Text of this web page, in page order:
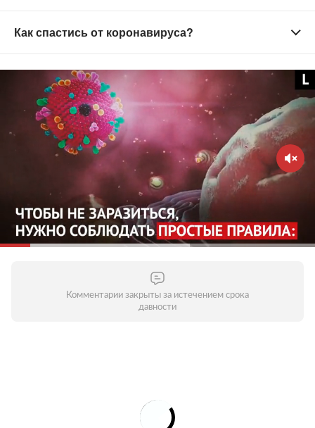
Как спастись от коронавируса?
Старайтесь не выходить из дома без
необходимости
Зачем это нужно?Вирус распространяется в
общественных местах — старайтесь их избегать.
Домашний режим особенно важно соблюдать
людям старше 65 лет и тем, кто страдает
хроническими заболеваниями. Молодым стоит
воздержаться от личного общения с родителями,
бабушками и дедушками и пожилыми людьми
вообще. Старайтесь поддерживать контакты по
уберечь пожилых людей от опасности заражения.
близко, то можете заразиться вирусом при
Комментарии закрыты за истечением срока
давности